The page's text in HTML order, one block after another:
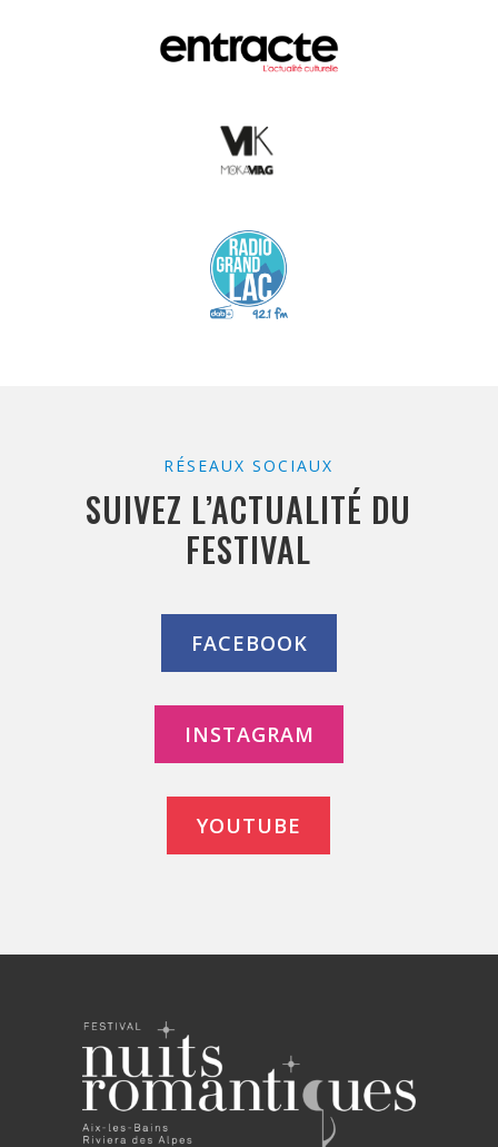
RÉSEAUX SOCIAUX
SUIVEZ L’ACTUALITÉ DU
FESTIVAL
FACEBOOK
INSTAGRAM
YOUTUBE